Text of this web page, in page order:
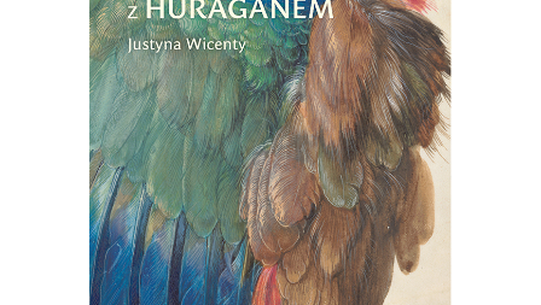
[EBOOK] KOŁYSANKA Z
HURAGANEM
Treny matki. Intymna opowieść o bólu,
tęsknocie, lęku i próbach poradzenia
sobie po śmierci dziecka.PREMIERA 18
MAJA
42.00zł 21.00zł
E-BOOK DO KOSZYKA